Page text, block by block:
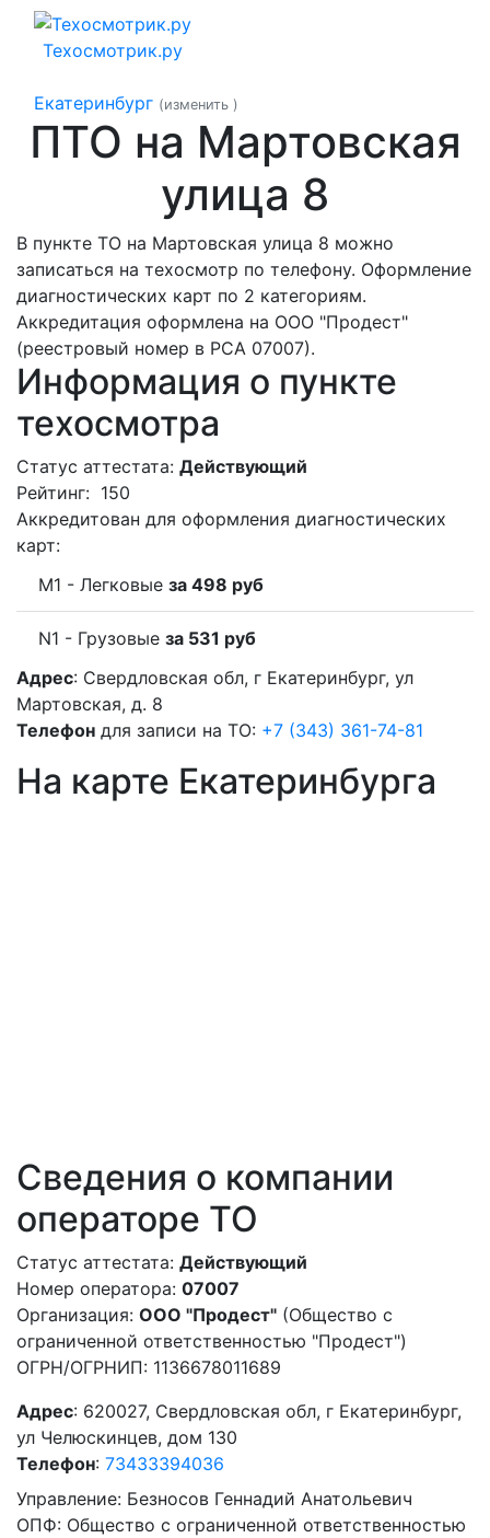
Техосмотрик.ру
Екатеринбург (изменить )
ПТО на Мартовская
улица 8
В пункте ТО на Мартовская улица 8 можно
записаться на техосмотр по телефону. Оформление
диагностических карт по 2 категориям.
Аккредитация оформлена на ООО "Продест"
(реестровый номер в РСА 07007).
Информация о пункте
техосмотра
Статус аттестата: Действующий
Рейтинг: 150
Аккредитован для оформления диагностических
карт:
M1 - Легковые за 498 руб
N1 - Грузовые за 531 руб
Адрес: Свердловская обл, г Екатеринбург, ул
Мартовская, д. 8
Телефон для записи на ТО: +7 (343) 361-74-81
На карте Екатеринбурга
Сведения о компании
операторе ТО
Статус аттестата: Действующий
Номер оператора: 07007
Организация: ООО "Продест" (Общество с
ограниченной ответственностью "Продест")
ОГРН/ОГРНИП: 1136678011689
Адрес: 620027, Свердловская обл, г Екатеринбург,
ул Челюскинцев, дом 130
Телефон: 73433394036
Управление: Безносов Геннадий Анатольевич
ОПФ: Общество с ограниченной ответственностью